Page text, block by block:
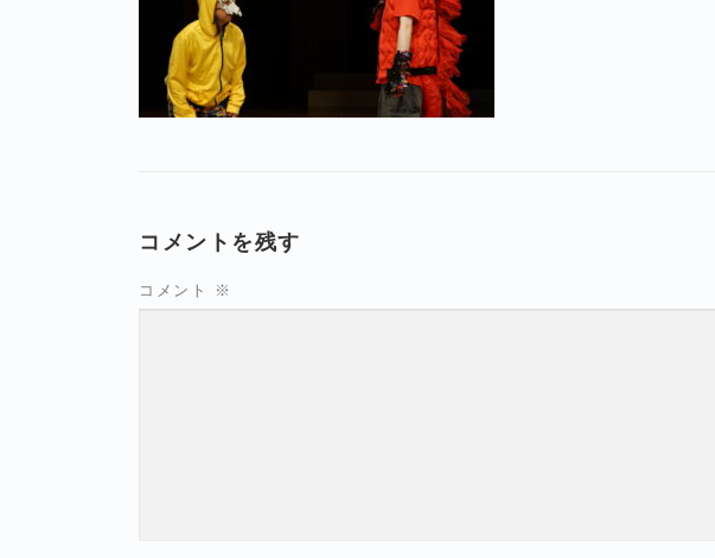
コメントを残す
コメント ※